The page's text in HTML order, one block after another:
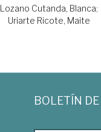
Lozano Cutanda, Blanca;
Uriarte Ricote, Maite
BOLETÍN